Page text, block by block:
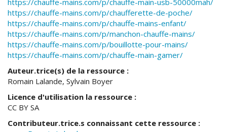
https://chauffe-mains.com/p/chaufferette-de-poche/
https://chauffe-mains.com/p/chauffe-mains-enfant/
https://chauffe-mains.com/p/manchon-chauffe-mains/
https://chauffe-mains.com/p/bouillotte-pour-mains/
https://chauffe-mains.com/p/chauffe-main-gamer/
Auteur.trice(s) de la ressource :
Romain Lalande, Sylvain Boyer
Licence d'utilisation la ressource :
CC BY SA
Contributeur.trice.s connaissant cette ressource :